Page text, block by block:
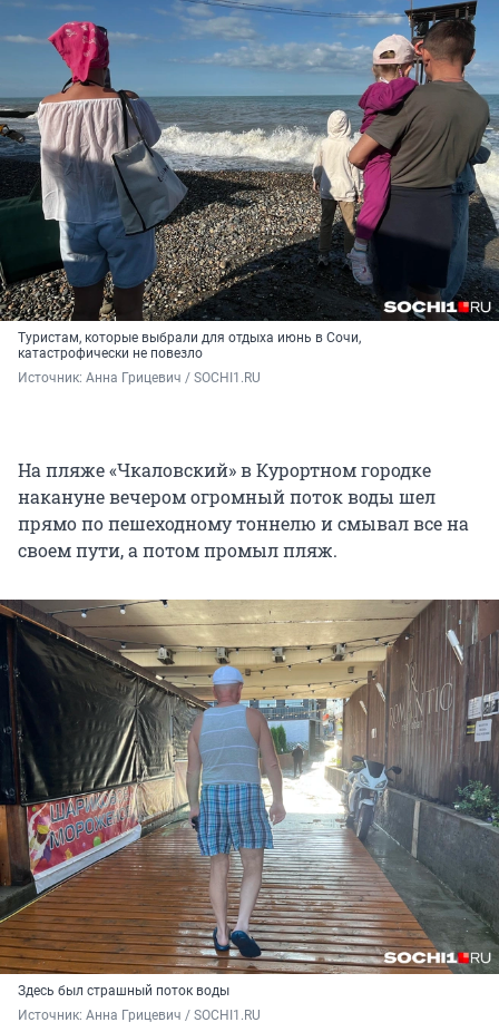
Туристам, которые выбрали для отдыха июнь в Сочи,
катастрофически не повезло
Источник: Анна Грицевич / SOCHI1.RU
На пляже «Чкаловский» в Курортном городке
накануне вечером огромный поток воды шел
прямо по пешеходному тоннелю и смывал все на
своем пути, а потом промыл пляж.
Здесь был страшный поток воды
Источник: Анна Грицевич / SOCHI1.RU